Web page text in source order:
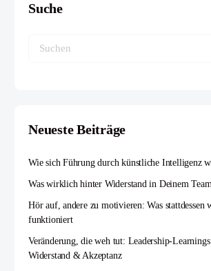
Suche
Neueste Beiträge
Wie sich Führung durch künstliche Intelligenz
Was wirklich hinter Widerstand in Deinem
Hör auf, andere zu motivieren: Was stattdessen
funktioniert
Veränderung, die weh tut: Leadership-
Widerstand & Akzeptanz